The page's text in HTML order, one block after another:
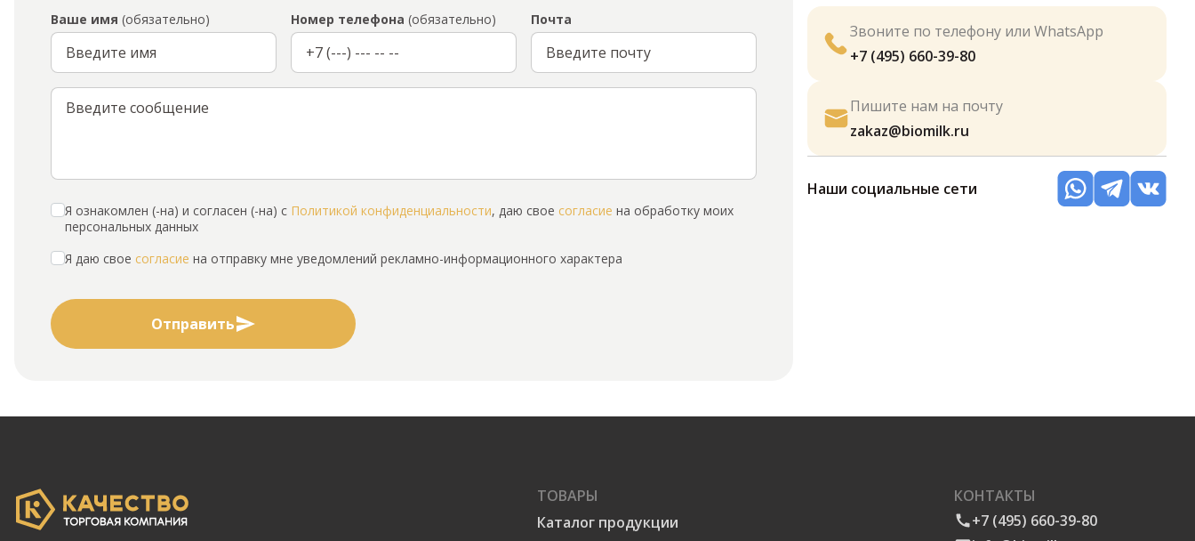
Ваше имя (обязательно) Номер телефона (обязательно) Почта
Я ознакомлен (-на) и согласен (-на) с Политикой конфиденциальности, даю свое согласие на обработку моих
персональных данных
Я даю свое согласие на отправку мне уведомлений рекламно-информационного характера
Отправить
Звоните по телефону или WhatsApp
+7 (495) 660-39-80
Пишите нам на почту
zakaz@biomilk.ru
Наши социальные сети
ТОВАРЫ
Каталог продукции
КОНТАКТЫ
+7 (495) 660-39-80